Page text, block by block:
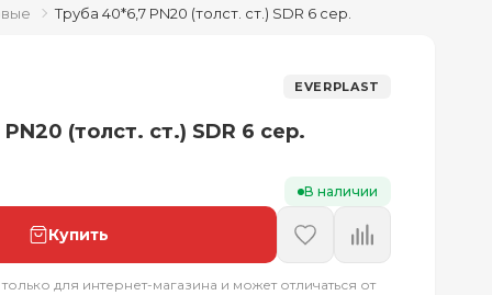
Труба 40*6,7 PN20 (толст. ст.) SDR 6 сер.
EVERPLAST
(толст. ст.) SDR 6 сер.
В наличии
Купить
для интернет-магазина и может отличаться от